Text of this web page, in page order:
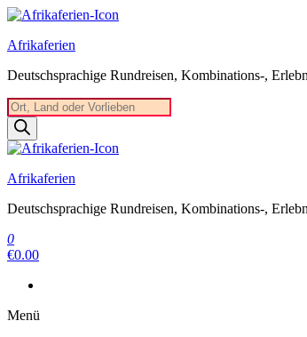
Zum
springen
Afrikaferien
Deutschsprachige Rundreisen, Kombinations-,
Products
search
Afrikaferien
Deutschsprachige Rundreisen, Kombinations-,
0
€0.00
Menü